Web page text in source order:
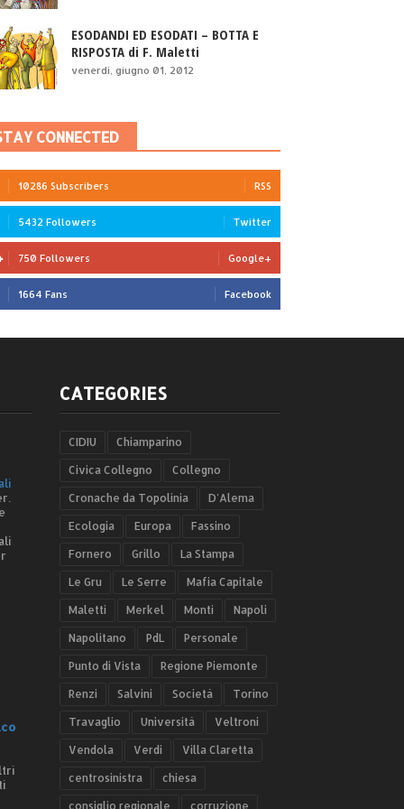
ESODANDI ED ESODATI – BOTTA E
RISPOSTA di F. Maletti
venerdì, giugno 01, 2012
CONNECTED
10286 Subscribers RSS
5432 Followers Twitter
750 Followers Google+
1664 Fans Facebook
CATEGORIES
CIDIU Chiamparino
Civica Collegno Collegno
Cronache da Topolinia D'Alema
Ecologia Europa Fassino
Fornero Grillo La Stampa
Le Gru Le Serre Mafia Capitale
Maletti Merkel Monti Napoli
Napolitano PdL Personale
Punto di Vista Regione Piemonte
Renzi Salvini Società Torino
Travaglio Università Veltroni
Vendola Verdi Villa Claretta
centrosinistra chiesa
consiglio regionale corruzione